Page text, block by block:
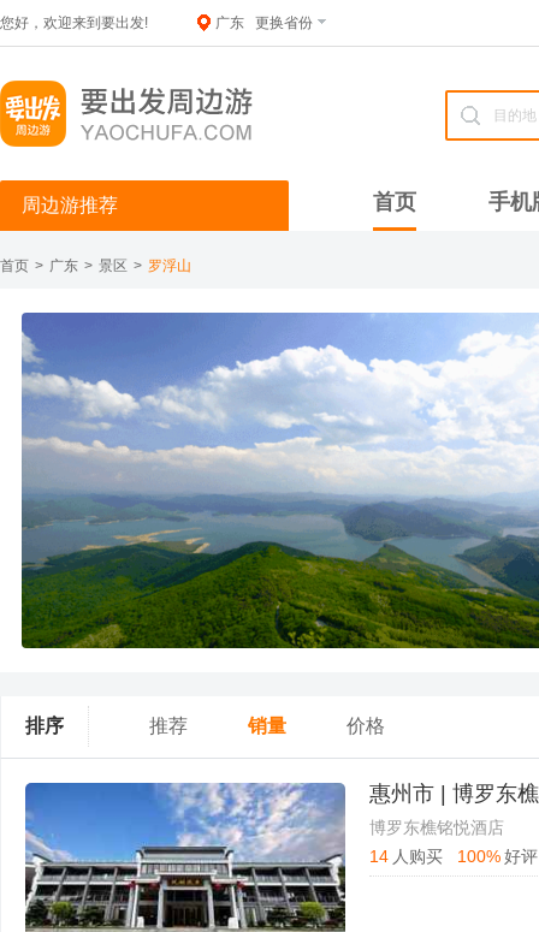
您好，欢迎来到要出发! 广东 更换省份
周边游推荐 首页 手机
首页 > 广东 > 景区 > 罗浮山
排序 推荐 销量 价格
惠州市 | 博罗东
博罗东樵铭悦酒店
14 人购买 100%好评